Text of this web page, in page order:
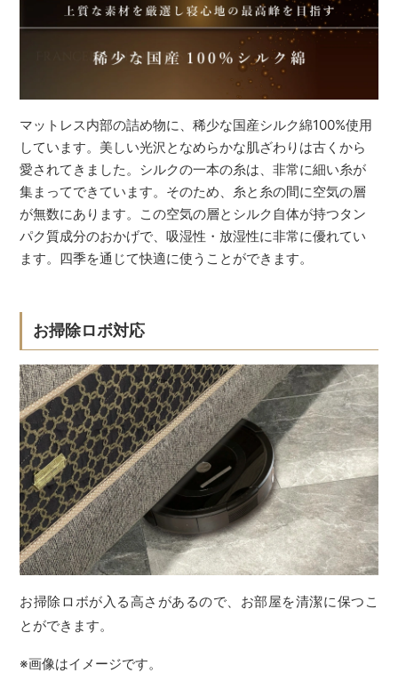
マットレス内部の詰め物に、稀少な国産シルク綿100%使用
しています。美しい光沢となめらかな肌ざわりは古くから
愛されてきました。シルクの一本の糸は、非常に細い糸が
集まってできています。そのため、糸と糸の間に空気の層
が無数にあります。この空気の層とシルク自体が持つタン
パク質成分のおかげで、吸湿性・放湿性に非常に優れてい
ます。四季を通じて快適に使うことができます。
お掃除ロボ対応
お掃除ロボが入る高さがあるので、お部屋を清潔に保つこ
とができます。
※画像はイメージです。